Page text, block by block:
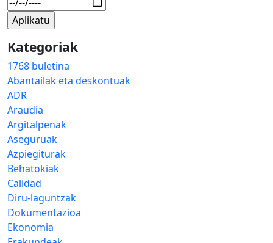
Kategoriak
1768 buletina
Abantailak eta deskontuak
ADR
Araudia
Argitalpenak
Aseguruak
Azpiegiturak
Behatokiak
Calidad
Diru-laguntzak
Dokumentazioa
Ekonomia